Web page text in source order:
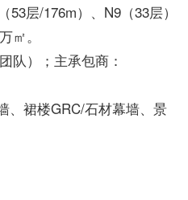
层/176m）、N9（33层）
㎡。
队）；主承包商：
、裙楼GRC/石材幕墙、景